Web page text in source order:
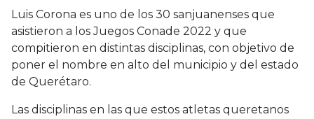
Luis Corona es uno de los 30 sanjuanenses que
asistieron a los Juegos Conade 2022 y que
compitieron en distintas disciplinas, con objetivo de
poner el nombre en alto del municipio y del estado
de Querétaro.
Las disciplinas en las que estos atletas queretanos